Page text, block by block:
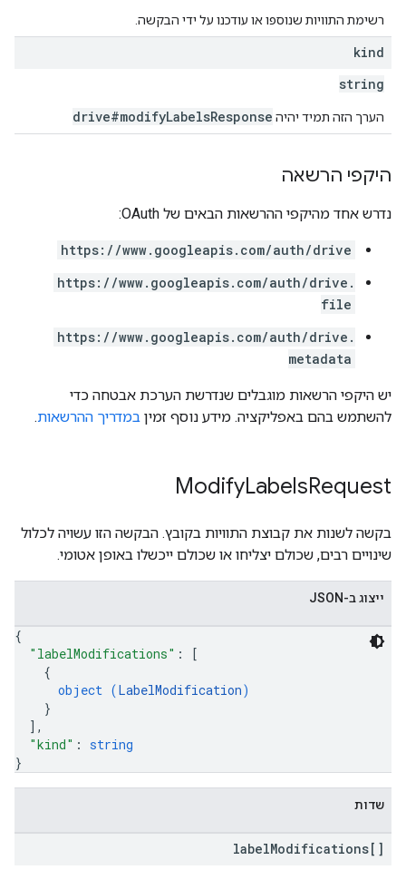
רשימת התוויות שנוספו או עודכנו על ידי הבקשה.
kind
string
הערך הזה תמיד יהיה drive#modifyLabelsResponse
היקפי הרשאה
נדרש אחד מהיקפי ההרשאות הבאים של OAuth:
https://www.googleapis.com/auth/drive
https://www.googleapis.com/auth/drive.
file
https://www.googleapis.com/auth/drive.
metadata
יש היקפי הרשאות מוגבלים שנדרשת הערכת אבטחה כדי
להשתמש בהם באפליקציה. מידע נוסף זמין במדריך ההרשאות.
ModifyLabelsRequest
בקשה לשנות את קבוצת התוויות בקובץ. הבקשה הזו עשויה לכלול
שינויים רבים, שכולם יצליחו או שכולם ייכשלו באופן אטומי.
ייצוג ב-JSON
{
"labelModifications" :
[
{
object (LabelModification)
}
] ,
"kind" : string
}
שדות
labelModifications[]